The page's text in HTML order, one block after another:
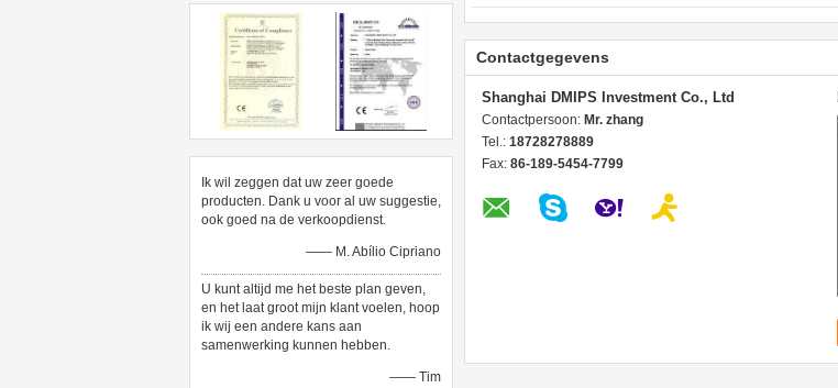
Ik wil zeggen dat uw zeer goede
producten. Dank u voor al uw suggestie,
ook goed na de verkoopdienst.
—— M. Abílio Cipriano
U kunt altijd me het beste plan geven,
en het laat groot mijn klant voelen, hoop
ik wij een andere kans aan
samenwerking kunnen hebben.
—— Tim
Contactgegevens
Shanghai DMIPS Investment Co., Ltd
Contactpersoon: Mr. zhang
Tel.: 18728278889
Fax: 86-189-5454-7799